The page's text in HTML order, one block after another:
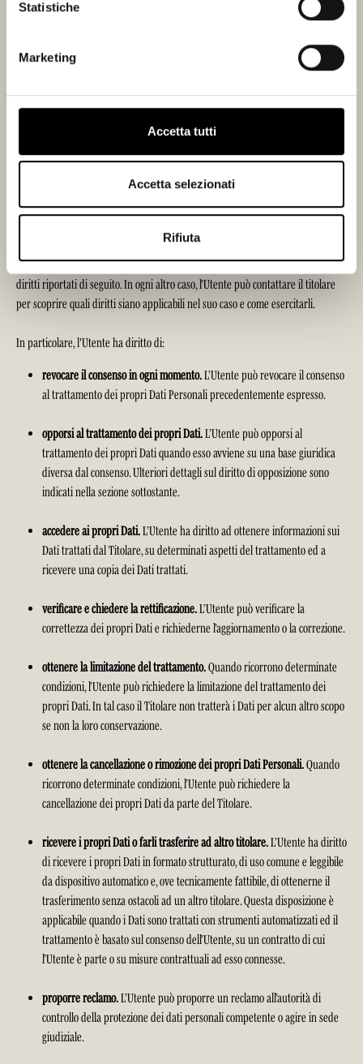
Statistiche
Marketing
Accetta tutti
Accetta selezionati
Rifiuta
tracciare ed esaminare l’utilizzo di questa Applicazione, compilare report
Google potrebbe utilizzare i Dati Personali per contestualizzare e
Luogo del trattamento: Irlanda -Privacy Policy-Opt Out.
Diritti dell’Utente
Gli Utenti possono esercitare determinati diritti con riferimento ai Dati trattati
dal Titolare. In caso di superiore protezione, l’Utente può esercitare tutti i
diritti riportati di seguito. In ogni altro caso, l’Utente può contattare il titolare
per scoprire quali diritti siano applicabili nel suo caso e come esercitarli.
In particolare, l'Utente ha diritto di:
revocare il consenso in ogni momento.L’Utente può revocare il consenso
al trattamento dei propri Dati Personali precedentemente espresso.
opporsi al trattamento dei propri Dati.L’Utente può opporsi al
trattamento dei propri Dati quando esso avviene su una base giuridica
diversa dal consenso. Ulteriori dettagli sul diritto di opposizione sono
indicati nella sezione sottostante.
accedere ai propri Dati.L’Utente ha diritto ad ottenere informazioni sui
Dati trattati dal Titolare, su determinati aspetti del trattamento ed a
ricevere una copia dei Dati trattati.
verificare e chiedere la rettificazione.L’Utente può verificare la
correttezza dei propri Dati e richiederne l’aggiornamento o la correzione.
ottenere la limitazione del trattamento.Quando ricorrono determinate
condizioni, l’Utente può richiedere la limitazione del trattamento dei
propri Dati. In tal caso il Titolare non tratterà i Dati per alcun altro scopo
se non la loro conservazione.
ottenere la cancellazione o rimozione dei propri Dati Personali.Quando
ricorrono determinate condizioni, l’Utente può richiedere la
cancellazione dei propri Dati da parte del Titolare.
ricevere i propri Dati o farli trasferire ad altro titolare.L’Utente ha diritto
di ricevere i propri Dati in formato strutturato, di uso comune e leggibile
da dispositivo automatico e, ove tecnicamente fattibile, di ottenerne il
trasferimento senza ostacoli ad un altro titolare. Questa disposizione è
applicabile quando i Dati sono trattati con strumenti automatizzati ed il
trattamento è basato sul consenso dell’Utente, su un contratto di cui
l’Utente è parte o su misure contrattuali ad esso connesse.
proporre reclamo.L’Utente può proporre un reclamo all’autorità di
controllo della protezione dei dati personali competente o agire in sede
giudiziale.